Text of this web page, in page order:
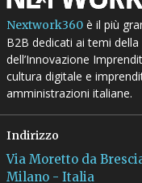
Nextwork360è il più
B2B dedicati ai temi
dell’Innovazione
cultura digitale e
amministrazioni italiane.
Indirizzo
Via Moretto da
Milano - Italia